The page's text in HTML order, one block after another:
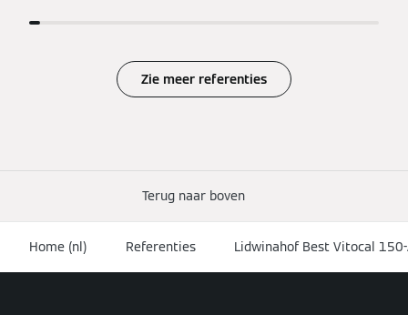
Zie meer referenties
Terug naar boven
Home (nl) Referenties Lidwinahof Best Vitocal